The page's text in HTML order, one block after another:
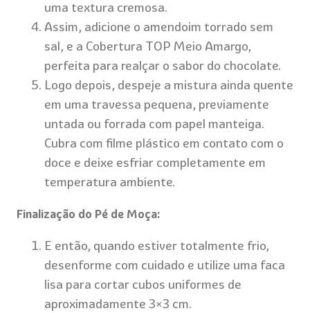
uma textura cremosa.
Assim, adicione o amendoim torrado sem
sal, e a Cobertura TOP Meio Amargo,
perfeita para realçar o sabor do chocolate.
Logo depois, despeje a mistura ainda quente
em uma travessa pequena, previamente
untada ou forrada com papel manteiga.
Cubra com filme plástico em contato com o
doce e deixe esfriar completamente em
temperatura ambiente.
Finalização do Pé de Moça:
E então, quando estiver totalmente frio,
desenforme com cuidado e utilize uma faca
lisa para cortar cubos uniformes de
aproximadamente 3×3 cm.